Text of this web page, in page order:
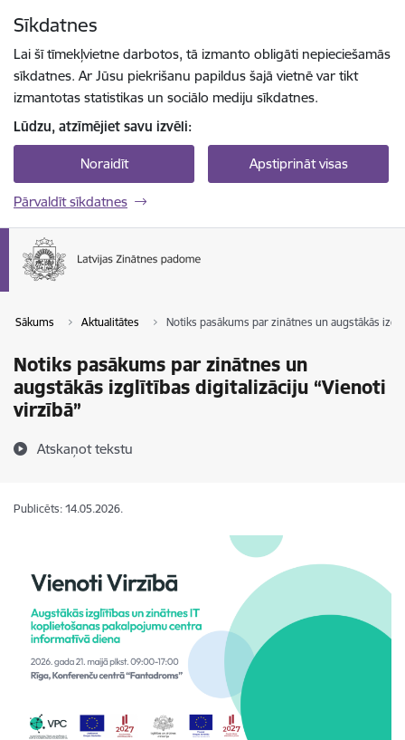
Sīkdatnes
Lai šī tīmekļvietne darbotos, tā izmanto obligāti nepieciešamās
sīkdatnes. Ar Jūsu piekrišanu papildus šajā vietnē var tikt
izmantotas statistikas un sociālo mediju sīkdatnes.
Lūdzu, atzīmējiet savu izvēli:
Noraidīt Apstiprināt visas
Pārvaldīt sīkdatnes
Sākums Aktualitātes Notiks pasākums par zinātnes un augstākās
Notiks pasākums par zinātnes un
augstākās izglītības digitalizāciju “Vienoti
virzībā”
Atskaņot tekstu
Publicēts: 14.05.2026.